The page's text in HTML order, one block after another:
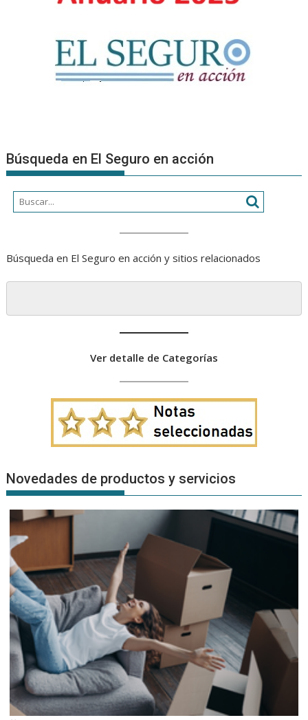
Búsqueda en El Seguro en acción
Búsqueda en El Seguro en acción y sitios relacionados
Ver detalle de Categorías
Novedades de productos y servicios